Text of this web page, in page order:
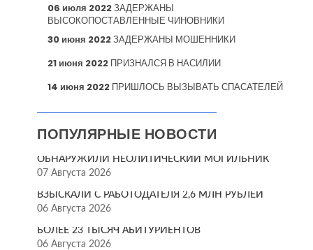
06 июля 2022ЗАДЕРЖАНЫ
ВЫСОКОПОСТАВЛЕННЫЕ ЧИНОВНИКИ
30 июня 2022ЗАДЕРЖАНЫ МОШЕННИКИ
21 июня 2022 ПРИЗНАЛСЯ В НАСИЛИИ
14 июня 2022 ПРИШЛОСЬ ВЫЗЫВАТЬ СПАСАТЕЛЕЙ
ПОПУЛЯРНЫЕ НОВОСТИ
ОБНАРУЖИЛИ НЕОЛИТИЧЕСКИЙ МОГИЛЬНИК
07 Августа 2026
ВЗЫСКАЛИ С РАБОТОДАТЕЛЯ 2,6 МЛН РУБЛЕЙ
06 Августа 2026
БОЛЕЕ 23 ТЫСЯЧ АБИТУРИЕНТОВ
06 Августа 2026